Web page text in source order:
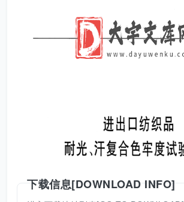
下载信息[DOWNLOAD INFO]